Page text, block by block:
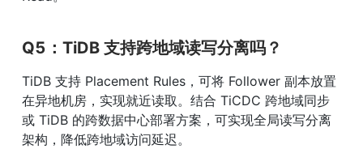
Q5：TiDB 支持跨地域读写分离吗？
TiDB 支持 Placement Rules，可将 Follower 副本放置
在异地机房，实现就近读取。结合 TiCDC 跨地域同步
或 TiDB 的跨数据中心部署方案，可实现全局读写分离
架构，降低跨地域访问延迟。